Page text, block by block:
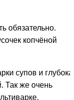
обязательно.
копчёной
супов и
Так же очень